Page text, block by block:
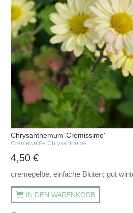
Chrysanthemum 'Cremissimo'
Cremeweiße Chrysantheme
4,50€
cremegelbe, einfache Blüten; gut
IN DEN WARENKORB